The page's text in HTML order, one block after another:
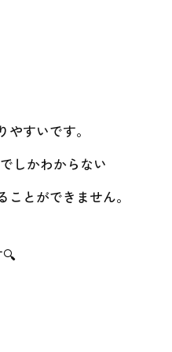
すいです。
しかわからない
とができません。